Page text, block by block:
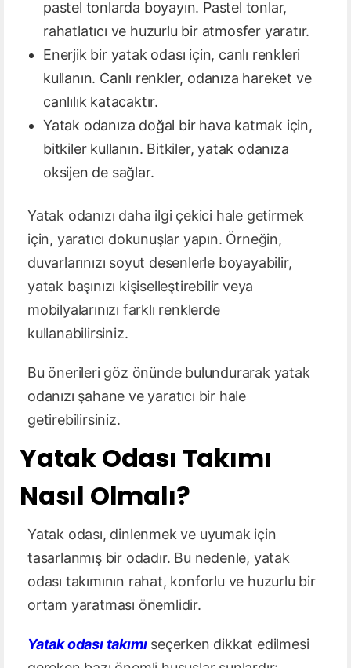
pastel tonlarda boyayın. Pastel tonlar,
rahatlatıcı ve huzurlu bir atmosfer yaratır.
Enerjik bir yatak odası için, canlı renkleri
kullanın. Canlı renkler, odanıza hareket ve
canlılık katacaktır.
Yatak odanıza doğal bir hava katmak için,
bitkiler kullanın. Bitkiler, yatak odanıza
oksijen de sağlar.
Yatak odanızı daha ilgi çekici hale getirmek
için, yaratıcı dokunuşlar yapın. Örneğin,
duvarlarınızı soyut desenlerle boyayabilir,
yatak başınızı kişiselleştirebilir veya
mobilyalarınızı farklı renklerde
kullanabilirsiniz.
Bu önerileri göz önünde bulundurarak yatak
odanızı şahane ve yaratıcı bir hale
getirebilirsiniz.
Yatak Odası Takımı
Nasıl Olmalı?
Yatak odası, dinlenmek ve uyumak için
tasarlanmış bir odadır. Bu nedenle, yatak
odası takımının rahat, konforlu ve huzurlu bir
ortam yaratması önemlidir.
Yatak odası takımıseçerken dikkat edilmesi